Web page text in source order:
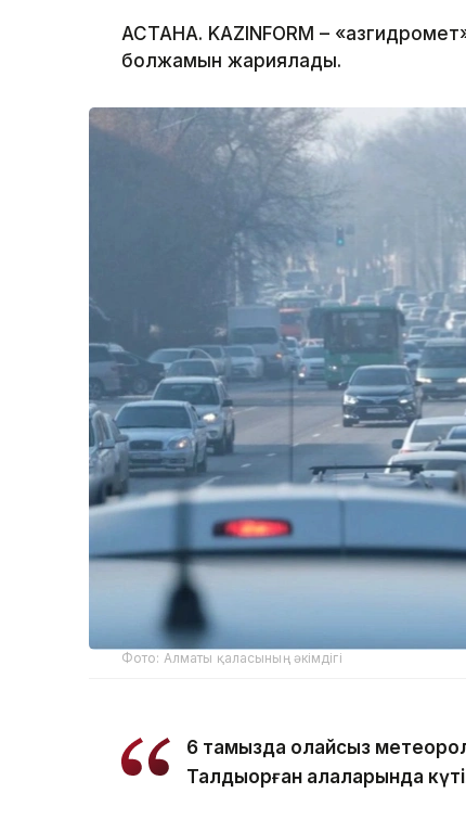
АСТАНА. KAZINFORM –
болжамын жариялады.
Фото: Алматы қаласының әкімдігі
6 тамызда қолайсыз
Талдықорған қалаларында